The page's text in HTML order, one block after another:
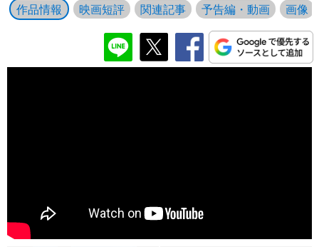
作品情報 映画短評 関連記事 予告編・動画 画像